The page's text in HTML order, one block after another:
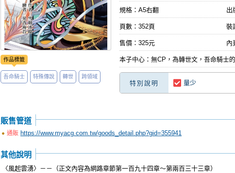
作品標籤
吾命騎士 特殊傳說 轉世 跨領域
規格：A5右翻 出
頁數：352頁 裝
售價：325元 內
本子中心：無CP，為轉世文，吾命騎士
特別說明 量少
販售管道
通販 https://www.myacg.com.tw/goods_detail.php?gid=355941
其他說明
〈風起雲湧〉－－（正文內容為網路章節第一百九十四章～第兩百三十三章）